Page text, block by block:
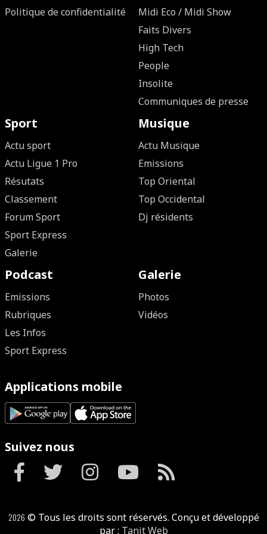
Politique de confidentialité
Midi Eco / Midi Show
Faits Divers
High Tech
People
Insolite
Communiques de presse
Sport
Actu sport
Actu Ligue 1 Pro
Résutats
Classement
Forum Sport
Sport Express
Galerie
Musique
Actu Musique
Emissions
Top Oriental
Top Occidental
Dj résidents
Podcast
Emissions
Rubriques
Les Infos
Sport Express
Galerie
Photos
Vidéos
Applications mobile
Suivez nous
2026 © Tous les droits sont réservés. Conçu et développé
par : Tanit Web